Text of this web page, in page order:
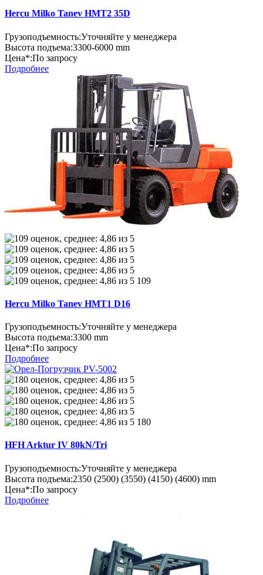
Hercu Milko Tanev HMT2 35D
Грузоподъемность:Уточняйте у менеджера
Высота подъема:3300-6000 mm
Цена*:По запросу
Подробнее
109
Hercu Milko Tanev HMT1 D16
Грузоподъемность:Уточняйте у менеджера
Высота подъема:3300 mm
Цена*:По запросу
Подробнее
180
HFH Arktur IV 80kN/Tri
Грузоподъемность:Уточняйте у менеджера
Высота подъема:2350 (2500) (3550) (4150) (4600) mm
Цена*:По запросу
Подробнее